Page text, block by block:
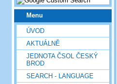
Menu
ÚVOD
AKTUÁLNĚ
JEDNOTA ČSOL ČESKÝ
BROD
SEARCH - LANGUAGE